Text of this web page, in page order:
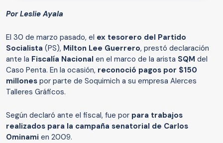
Por Leslie Ayala
El 30 de marzo pasado, el ex tesorero del Partido
Socialista (PS), Milton Lee Guerrero, prestó declaración
ante la Fiscalía Nacional en el marco de la arista SQM del
Caso Penta. En la ocasión, reconoció pagos por $150
millones por parte de Soquimich a su empresa Alerces
Talleres Gráficos.
Según declaró ante el fiscal, fue por para trabajos
realizados para la campaña senatorial de Carlos
Ominami en 2009.